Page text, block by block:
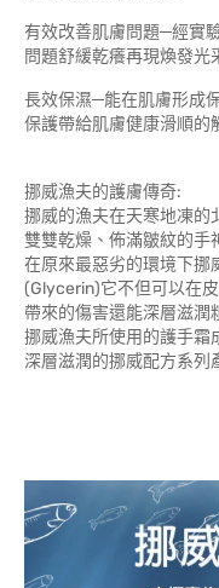
有效改善肌膚問題─經實
問題舒緩乾癢再現煥發光
長效保濕─能在肌膚形成
保護帶給肌膚健康滑順的
挪威漁夫的護膚傳奇:
挪威的漁夫在天寒地凍的
雙雙乾燥、佈滿皺紋的手
在原來最惡劣的環境下挪
(Glycerin)它不但可以在
帶來的傷害還能深層滋潤
挪威漁夫所使用的護手霜
深層滋潤的挪威配方系列